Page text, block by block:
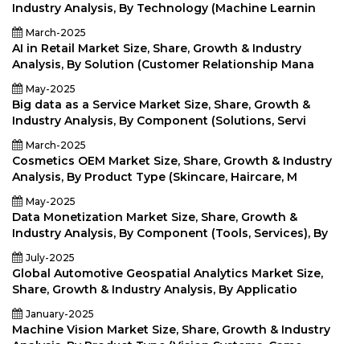
Industry Analysis, By Technology (Machine Learnin
March-2025
AI in Retail Market Size, Share, Growth & Industry
Analysis, By Solution (Customer Relationship Mana
May-2025
Big data as a Service Market Size, Share, Growth &
Industry Analysis, By Component (Solutions, Servi
March-2025
Cosmetics OEM Market Size, Share, Growth & Industry
Analysis, By Product Type (Skincare, Haircare, M
May-2025
Data Monetization Market Size, Share, Growth &
Industry Analysis, By Component (Tools, Services), By
July-2025
Global Automotive Geospatial Analytics Market Size,
Share, Growth & Industry Analysis, By Applicatio
January-2025
Machine Vision Market Size, Share, Growth & Industry